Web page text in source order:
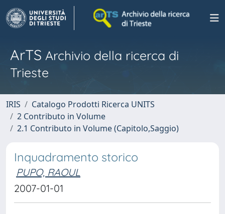
ArTS Archivio della ricerca di
Trieste
IRIS
Catalogo Prodotti Ricerca UNITS
2 Contributo in Volume
2.1 Contributo in Volume (Capitolo,Saggio)
Inquadramento storico
PUPO, RAOUL
2007-01-01